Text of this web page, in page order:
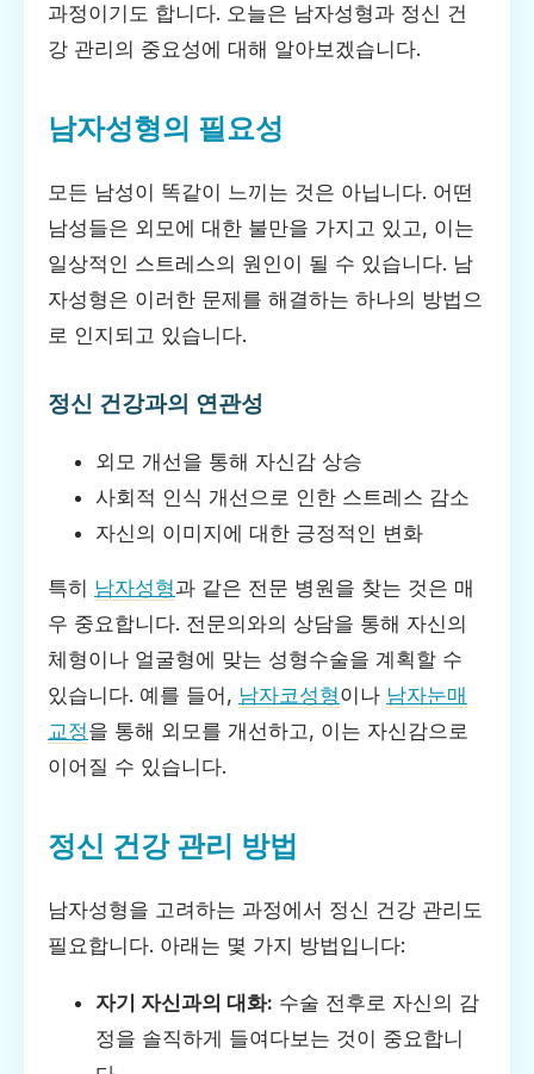
과정이기도 합니다. 오늘은 남자성형과 정신 건
강 관리의 중요성에 대해 알아보겠습니다.
남자성형의 필요성
모든 남성이 똑같이 느끼는 것은 아닙니다. 어떤
남성들은 외모에 대한 불만을 가지고 있고, 이는
일상적인 스트레스의 원인이 될 수 있습니다. 남
자성형은 이러한 문제를 해결하는 하나의 방법으
로 인지되고 있습니다.
정신 건강과의 연관성
외모 개선을 통해 자신감 상승
사회적 인식 개선으로 인한 스트레스 감소
자신의 이미지에 대한 긍정적인 변화
특히 남자성형과 같은 전문 병원을 찾는 것은 매
우 중요합니다. 전문의와의 상담을 통해 자신의
체형이나 얼굴형에 맞는 성형수술을 계획할 수
있습니다. 예를 들어, 남자코성형이나 남자눈매
교정을 통해 외모를 개선하고, 이는 자신감으로
이어질 수 있습니다.
정신 건강 관리 방법
남자성형을 고려하는 과정에서 정신 건강 관리도
필요합니다. 아래는 몇 가지 방법입니다:
자기 자신과의 대화: 수술 전후로 자신의 감
정을 솔직하게 들여다보는 것이 중요합니